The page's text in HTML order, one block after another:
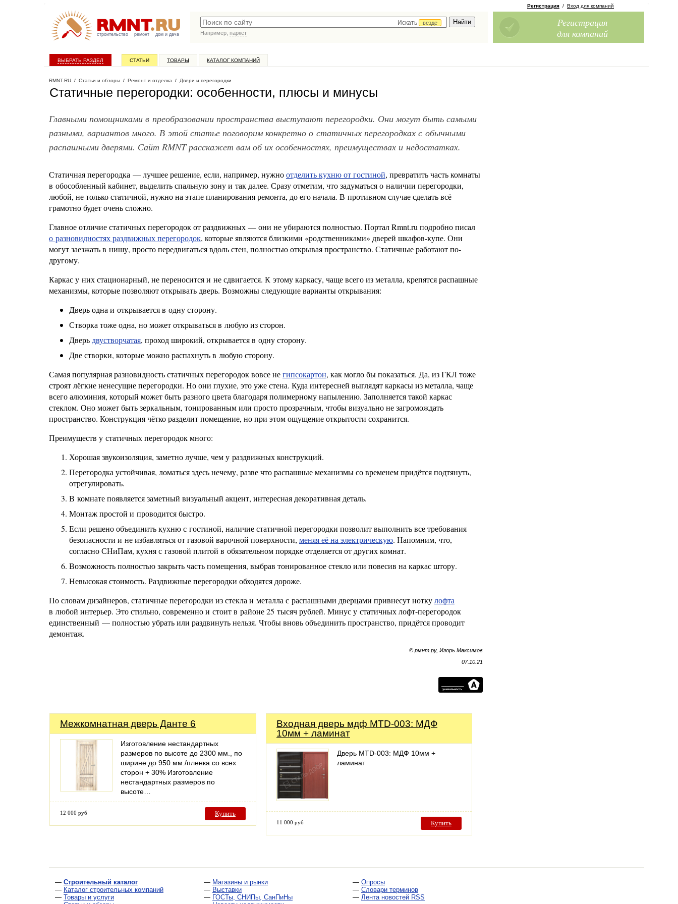
строительство ремонт дом и дача
Искать
везде
Например, паркет
Регистрация / Вход для компаний
Регистрация
для компаний
ВЫБРАТЬ РАЗДЕЛ СТАТЬИ ТОВАРЫ КАТАЛОГ КОМПАНИЙ
RMNT.RU / Статьи и обзоры / Ремонт и отделка / Двери и перегородки
Статичные перегородки: особенности, плюсы и минусы
Главными помощниками в преобразовании пространства выступают перегородки. Они могут быть самыми
разными, вариантов много. В этой статье поговорим конкретно о статичных перегородках с обычными
распашными дверями. Сайт RMNT расскажет вам об их особенностях, преимуществах и недостатках.
Статичная перегородка — лучшее решение, если, например, нужноотделить кухню от гостиной, превратить часть комнаты
в обособленный кабинет, выделить спальную зону и так далее. Сразу отметим, что задуматься о наличии перегородки,
любой, не только статичной, нужно на этапе планирования ремонта, до его начала. В противном случае сделать всё
грамотно будет очень сложно.
Главное отличие статичных перегородок от раздвижных — они не убираются полностью. Портал Rmnt.ru подробно писал
о разновидностях раздвижных перегородок, которые являются близкими «родственниками» дверей шкафов-купе. Они
могут заезжать в нишу, просто передвигаться вдоль стен, полностью открывая пространство. Статичные работают по-
другому.
Каркас у них стационарный, не переносится и не сдвигается. К этому каркасу, чаще всего из металла, крепятся распашные
механизмы, которые позволяют открывать дверь. Возможны следующие варианты открывания:
Дверь одна и открывается в одну сторону.
Створка тоже одна, но может открываться в любую из сторон.
Дверь двустворчатая, проход широкий, открывается в одну сторону.
Две створки, которые можно распахнуть в любую сторону.
Самая популярная разновидность статичных перегородок вовсе негипсокартон, как могло бы показаться. Да, из ГКЛ тоже
строят лёгкие ненесущие перегородки. Но они глухие, это уже стена. Куда интересней выглядят каркасы из металла, чаще
всего алюминия, который может быть разного цвета благодаря полимерному напылению. Заполняется такой каркас
стеклом. Оно может быть зеркальным, тонированным или просто прозрачным, чтобы визуально не загромождать
пространство. Конструкция чётко разделит помещение, но при этом ощущение открытости сохранится.
Преимуществ у статичных перегородок много:
Хорошая звукоизоляция, заметно лучше, чем у раздвижных конструкций.
Перегородка устойчивая, ломаться здесь нечему, разве что распашные механизмы со временем придётся подтянуть,
отрегулировать.
В комнате появляется заметный визуальный акцент, интересная декоративная деталь.
Монтаж простой и проводится быстро.
Если решено объединить кухню с гостиной, наличие статичной перегородки позволит выполнить все требования
безопасности и не избавляться от газовой варочной поверхности, меняя её на электрическую. Напомним, что,
согласно СНиПам, кухня с газовой плитой в обязательном порядке отделяется от других комнат.
Возможность полностью закрыть часть помещения, выбрав тонированное стекло или повесив на каркас штору.
Невысокая стоимость. Раздвижные перегородки обходятся дороже.
По словам дизайнеров, статичные перегородки из стекла и металла с распашными дверцами привнесут ноткулофта
в любой интерьер. Это стильно, современно и стоит в районе 25 тысяч рублей. Минус у статичных лофт-перегородок
единственный — полностью убрать или раздвинуть нельзя. Чтобы вновь объединить пространство, придётся проводит
демонтаж.
© рмнт.ру, Игорь Максимов
07.10.21
Межкомнатная дверь Данте 6
Изготовление нестандартных
размеров по высоте до 2300 мм., по
ширине до 950 мм./пленка со всех
сторон + 30% Изготовление
нестандартных размеров по
высоте…
12 000 руб Купить
Входная дверь мдф MTD-003: МДФ
10мм + ламинат
Дверь MTD-003: МДФ 10мм +
ламинат
11 000 руб Купить
— Строительный каталог
— Каталог строительных компаний
— Товары и услуги
— Магазины и рынки
— Выставки
— ГОСТы, СНИПы, СанПиНы
— Опросы
— Словари терминов
— Лента новостей RSS